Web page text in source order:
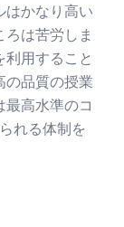
はかなり高い
は苦労しま
利用すること
の品質の授業
高水準のコ
れる体制を